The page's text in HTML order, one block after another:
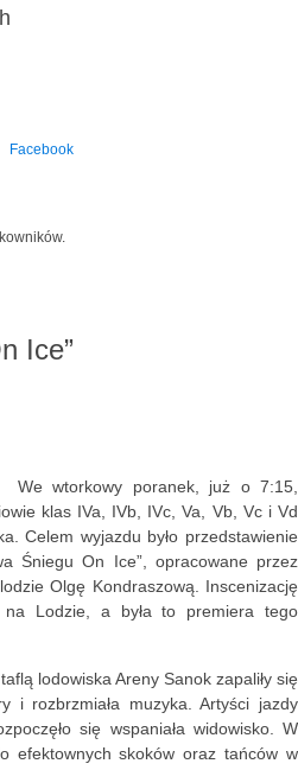
Ice”
We wtorkowy poranek, już o 7:15,
klas IVa, IVb, IVc, Va, Vb, Vc i Vd
Celem wyjazdu było przedstawienie
Śniegu On Ice”, opracowane przez
Olgę Kondraszową. Inscenizację
na Lodzie, a była to premiera tego
lodowiska Areny Sanok zapaliły się
i rozbrzmiała muzyka. Artyści jazdy
się wspaniała widowisko. W
efektownych skoków oraz tańców w